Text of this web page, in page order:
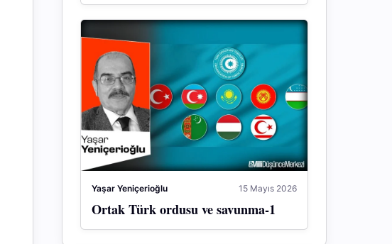
Yaşar Yeniçerioğlu 15 Mayıs 2026
Ortak Türk ordusu ve savunma-1